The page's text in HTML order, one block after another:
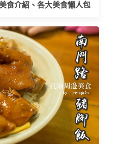
食介紹、各大美食懶人包